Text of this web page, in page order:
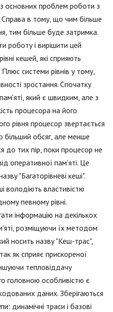
основних проблем роботи з
в тому, що чим більше
тим більше буде затримка.
роботу і вирішити цей
кешей, які сприяють
системи рівнів у тому,
зростання. Спочатку
який є швидким, але з
процесора на його
рівня процесор звертається
більший обсяг, але менше
до тих пір, поки процесор не
оперативної пам'яті. Це
"Багаторівневі кеші".
володіють властивістю
певному рівні.
інформацію на декількох
розміщуючи їх методом
носить назву "Кеш-трас",
як сприяє прискореної
тепловіддачу
головною особливістю є
даних. Зберігаються
динамічні траси і базові